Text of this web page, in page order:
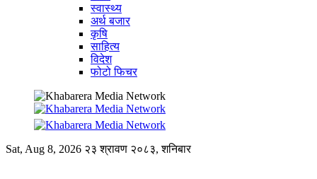
स्वास्थ्य
अर्थ बजार
कृषि
साहित्य
विदेश
फोटो फिचर
Sat, Aug 8, 2026 २३ श्रावण २०८३, शनिबार